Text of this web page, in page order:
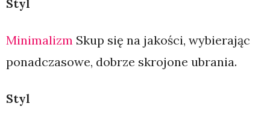
Styl
Minimalizm Skup się na jakości, wybierając
ponadczasowe, dobrze skrojone ubrania.
Styl